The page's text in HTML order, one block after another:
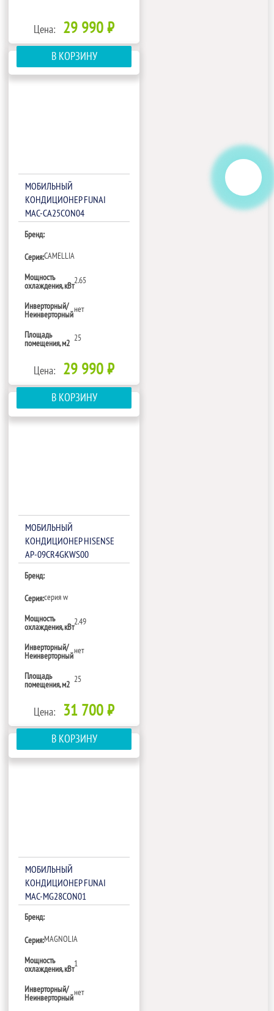
Цена: 29 990 ₽
В КОРЗИНУ
МОБИЛЬНЫЙ
КОНДИЦИОНЕР FUNAI
MAC-CA25CON04
Бренд:
Серия:CAMELLIA
Мощность
охлаждения, кВт
2.65
Инверторный/
Неинверторный
нет
Площадь
помещения, м2
25
Цена: 29 990 ₽
В КОРЗИНУ
МОБИЛЬНЫЙ
КОНДИЦИОНЕР HISENSE
AP-09CR4GKWS00
Бренд:
Серия:серия w
Мощность
охлаждения, кВт
2.49
Инверторный/
Неинверторный
нет
Площадь
помещения, м2
25
Цена: 31 700 ₽
В КОРЗИНУ
МОБИЛЬНЫЙ
КОНДИЦИОНЕР FUNAI
MAC-MG28CON01
Бренд:
Серия:MAGNOLIA
Мощность
охлаждения, кВт
1
Инверторный/
Неинверторный
нет